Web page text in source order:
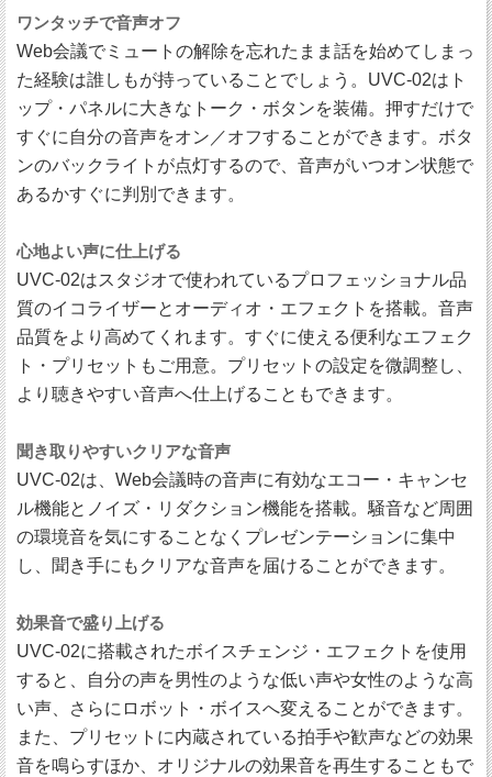
ワンタッチで音声オフ
Web会議でミュートの解除を忘れたまま話を始めてしまっ
た経験は誰しもが持っていることでしょう。UVC-02はト
ップ・パネルに大きなトーク・ボタンを装備。押すだけで
すぐに自分の音声をオン／オフすることができます。ボタ
ンのバックライトが点灯するので、音声がいつオン状態で
あるかすぐに判別できます。
心地よい声に仕上げる
UVC-02はスタジオで使われているプロフェッショナル品
質のイコライザーとオーディオ・エフェクトを搭載。音声
品質をより高めてくれます。すぐに使える便利なエフェク
ト・プリセットもご用意。プリセットの設定を微調整し、
より聴きやすい音声へ仕上げることもできます。
聞き取りやすいクリアな音声
UVC-02は、Web会議時の音声に有効なエコー・キャンセ
ル機能とノイズ・リダクション機能を搭載。騒音など周囲
の環境音を気にすることなくプレゼンテーションに集中
し、聞き手にもクリアな音声を届けることができます。
効果音で盛り上げる
UVC-02に搭載されたボイスチェンジ・エフェクトを使用
すると、自分の声を男性のような低い声や女性のような高
い声、さらにロボット・ボイスへ変えることができます。
また、プリセットに内蔵されている拍手や歓声などの効果
音を鳴らすほか、オリジナルの効果音を再生することもで